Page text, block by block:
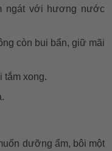
ngát với hương nước
còn bui bẩn, giữ mãi
tắm xong.
dưỡng ẩm, bôi một